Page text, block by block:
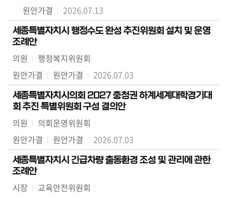
원안가결
2026.07.13
세종특별자치시 행정수도 완성 추진위원회 설치 및 운영
조례안
의원
행정복지위원회
원안가결
원안가결 2026.07.03
세종특별자치시의회 2027 충청권 하계세계대학경기대
회 추진 특별위원회 구성 결의안
의원
의회운영위원회
원안가결
원안가결 2026.07.03
세종특별자치시 긴급차량 출동환경 조성 및 관리에 관한
조례안
시장
교육안전위원회